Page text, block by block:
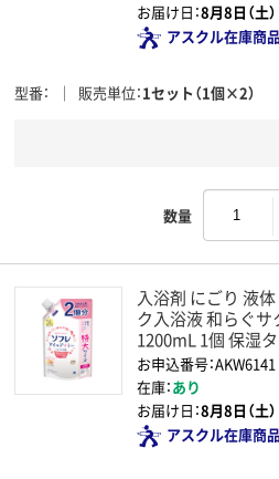
お届け日：8月8日（土）
アスクル在庫商品
型番 販売単位 1セット（1個×2）
数量
入浴剤 にごり 液
ク入浴液 和らぐ
1200mL 1個 保湿
お申込番号：AKW6141
在庫：あり
お届け日：8月8日（土）
アスクル在庫商品